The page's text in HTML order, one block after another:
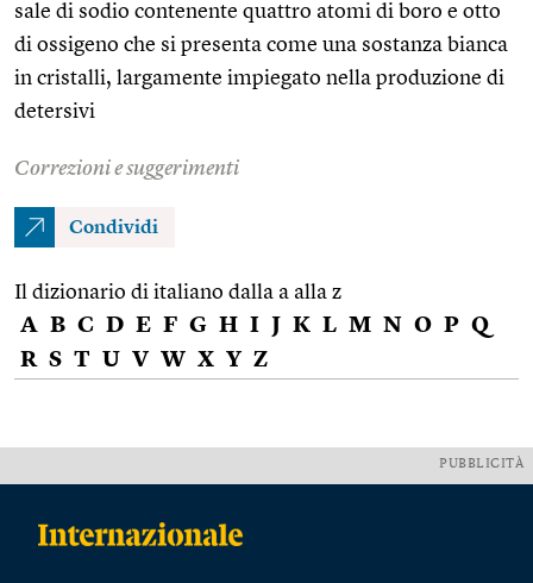
sale di sodio contenente quattro atomi di boro e otto
di ossigeno che si presenta come una sostanza bianca
in cristalli, largamente impiegato nella produzione di
detersivi
Correzioni e suggerimenti
Condividi
Il dizionario di italiano dalla a alla z
A B C D E F G H I J K L M N O P Q
R S T U V W X Y Z
PUBBLICITÀ